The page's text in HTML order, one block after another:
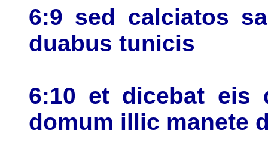
6:9 sed calciatos
duabus tunicis
6:10 et dicebat eis
domum illic manete